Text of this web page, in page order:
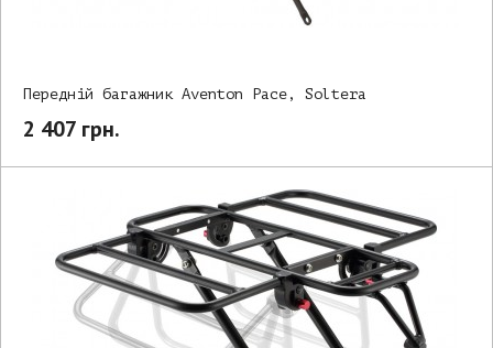
Передній багажник Aventon Pace, Soltera
2 407 грн.